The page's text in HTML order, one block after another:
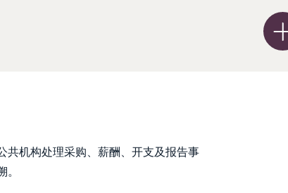
共机构处理采购、薪酬、开支及报告事